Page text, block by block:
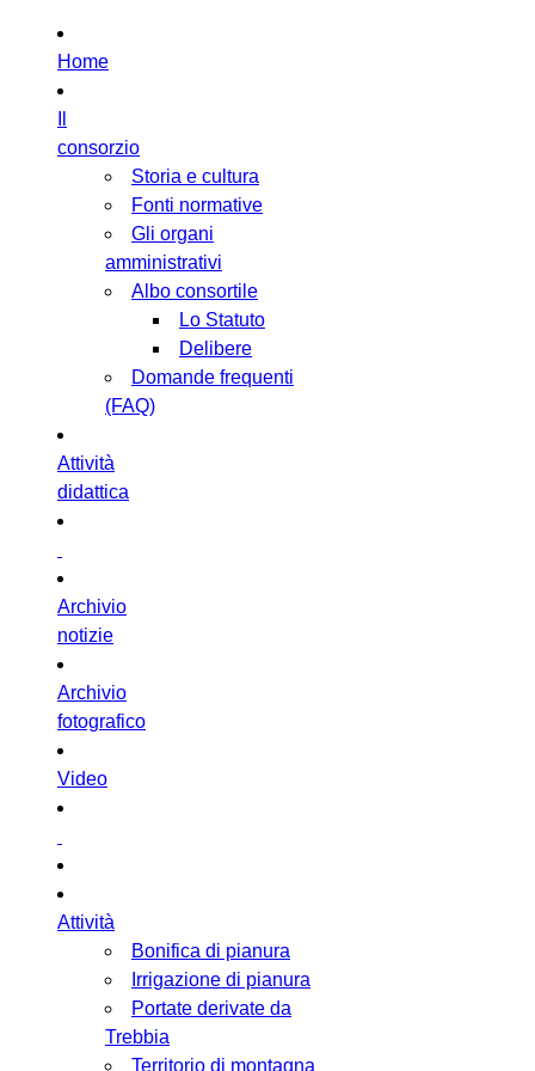
Home
consorzio
Storia e cultura
Fonti normative
Gli organi
amministrativi
Albo consortile
Lo Statuto
Delibere
Domande frequenti
(FAQ)
Attività
didattica
Archivio
notizie
Archivio
fotografico
Video
Attività
Bonifica di pianura
Irrigazione di pianura
Portate derivate da
Trebbia
Territorio di montagna